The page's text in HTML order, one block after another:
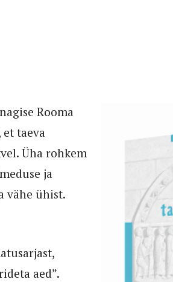
Rooma
taeva
Üha rohkem
ja
vähe ühist.
aed”.